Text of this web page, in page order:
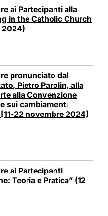
ai Partecipanti alla
in the Catholic Church
2024)
pronunciato dal
Pietro Parolin, alla
alla Convenzione
sui cambiamenti
22 novembre 2024]
ai Partecipanti
Teoria e Pratica” (12